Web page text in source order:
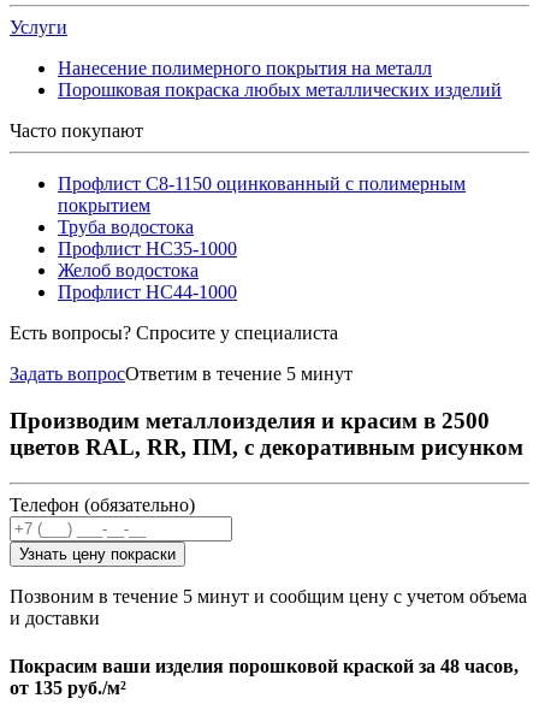
Услуги
Нанесение полимерного покрытия на металл
Порошковая покраска любых металлических изделий
Часто покупают
Профлист С8-1150 оцинкованный с полимерным
покрытием
Труба водостока
Профлист НС35-1000
Желоб водостока
Профлист НС44-1000
Есть вопросы? Спросите у специалиста
Задать вопросОтветим в течение 5 минут
Производим металлоизделия и красим в 2500
цветов RAL, RR, ПМ, с декоративным рисунком
Телефон (обязательно)
Узнать цену покраски
Позвоним в течение 5 минут и сообщим цену с учетом объема
и доставки
Покрасим ваши изделия порошковой краской за 48 часов,
от 135 руб./м²